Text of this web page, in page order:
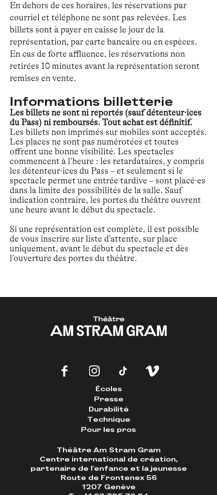
En dehors de ces horaires, les réservations par
courriel et téléphone ne sont pas relevées. Les
billets sont à payer en caisse le jour de la
représentation, par carte bancaire ou en espèces.
En cas de forte affluence, les réservations non
retirées 10 minutes avant la représentation seront
remises en vente.
Informations billetterie
Les billets ne sont ni reportés (sauf détenteur·ices
du Pass) ni remboursés. Tout achat est définitif.
Les billets non imprimés sur mobiles sont acceptés.
Les places ne sont pas numérotées et toutes
offrent une bonne visibilité. Les spectacles
commencent à l’heure : les retardataires, y compris
les détenteur·ices du Pass – et seulement si le
spectacle permet une entrée tardive – sont placé·es
dans la limite des possibilités de la salle. Sauf
indication contraire, les portes du théâtre ouvrent
une heure avant le début du spectacle.
Si une représentation est complète, il est possible
de vous inscrire sur liste d’attente, sur place
uniquement, avant le début du spectacle et dès
l’ouverture des portes du théâtre.
Écoles
Presse
Durabilité
Technique
Pour les pros
Théâtre Am Stram Gram
Centre international de création,
partenaire de l'enfance et la jeunesse
Route de Frontenex 56
1207 Genève